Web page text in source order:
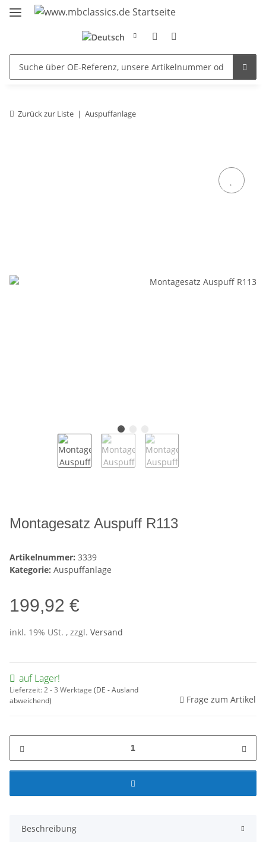
Zurück zur Liste Auspuffanlage
Montagesatz Auspuff R113
Artikelnummer: 3339
Kategorie: Auspuffanlage
199,92 €
inkl. 19% USt. , zzgl. Versand
auf Lager!
Lieferzeit:2 - 3 Werktage (DE - Ausland
abweichend)
Frage zum Artikel
Beschreibung